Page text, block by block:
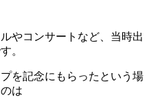
やコンサートなど、当時出
。
を記念にもらったという場
は